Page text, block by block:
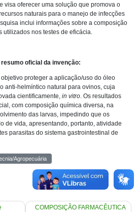
visa oferecer uma solução que promova o
naturais para o manejo de infecções
inclui informações sobre a composição
utilizados nos testes de eficácia.
oficial da invenção:
proteger a aplicação/uso do óleo
anti-helmíntico natural para ovinos, cuja
cientificamente, in vitro. Os resultados
com composição química diversa, na
das larvas, impedindo que os
de vida, apresentando, portanto, atividade
parasitas do sistema gastrointestinal de
Agropecuária
COMPOSIÇÃO FARMACÊUTICA